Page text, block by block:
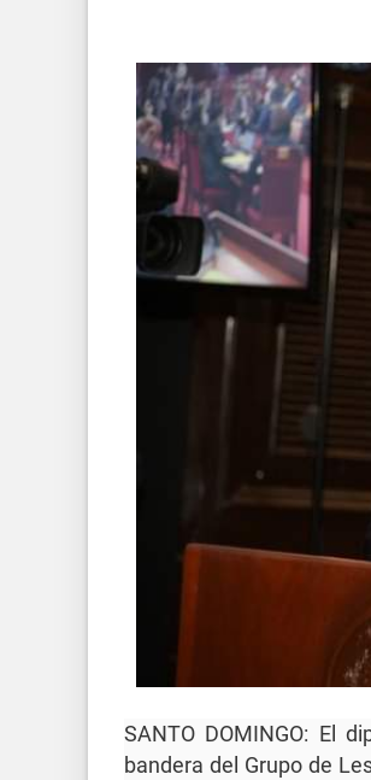
SANTO DOMINGO: El
bandera del Grupo de